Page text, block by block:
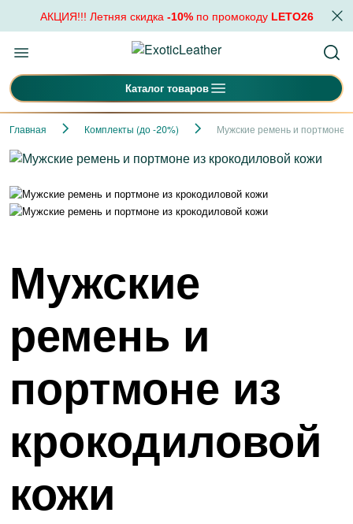
АКЦИЯ!!! Летняя скидка -10%по промокоду LETO26
Каталог товаров
Главная Комплекты (до -20%) Мужские ремень и портмоне
Мужские
ремень и
портмоне из
крокодиловой
кожи